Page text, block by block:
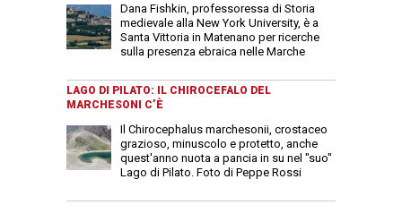
Dana Fishkin, professoressa di Storia
medievale alla New York University, è a
Santa Vittoria in Matenano per ricerche
sulla presenza ebraica nelle Marche
LAGO DI PILATO: IL CHIROCEFALO DEL
MARCHESONI C’È
Il Chirocephalus marchesonii, crostaceo
grazioso, minuscolo e protetto, anche
quest'anno nuota a pancia in su nel "suo"
Lago di Pilato. Foto di Peppe Rossi